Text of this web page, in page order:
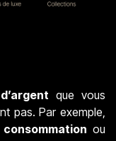
que vous
pas. Par exemple,
ou